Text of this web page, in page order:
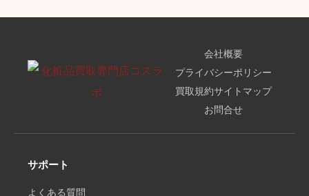
会社概要
プライバシーポリシー
買取規約サイトマップ
お問合せ
サポート
よくある質問